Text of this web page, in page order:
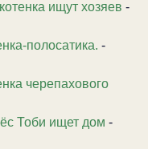
ищут хозяев -
полосатика. -
черепахового
Тоби ищет дом -